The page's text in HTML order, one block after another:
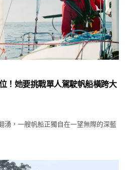
！她要挑戰單人駕駛帆船橫跨大
湧，一艘帆船正獨自在一望無際的深藍